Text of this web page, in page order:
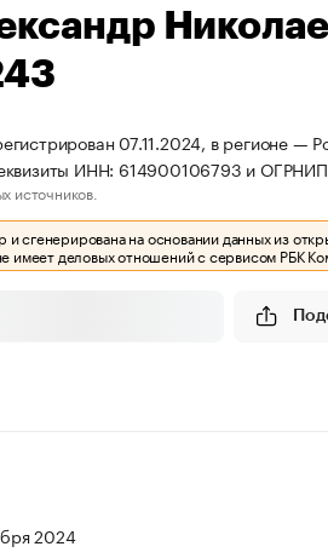
07.11.2024, в регионе —
ИНН: 614900106793 и
источников.
сгенерирована на основании данных из
имеет деловых отношений с сервисом РБК
2024